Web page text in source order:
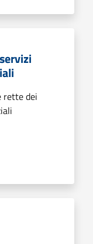
rette dei